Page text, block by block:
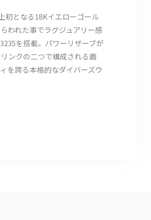
初となる18Kイエローゴール
われた事でラグジュアリー感
を搭載。パワーリザーブが
ンクの二つで構成される画
を誇る本格的なダイバーズウ